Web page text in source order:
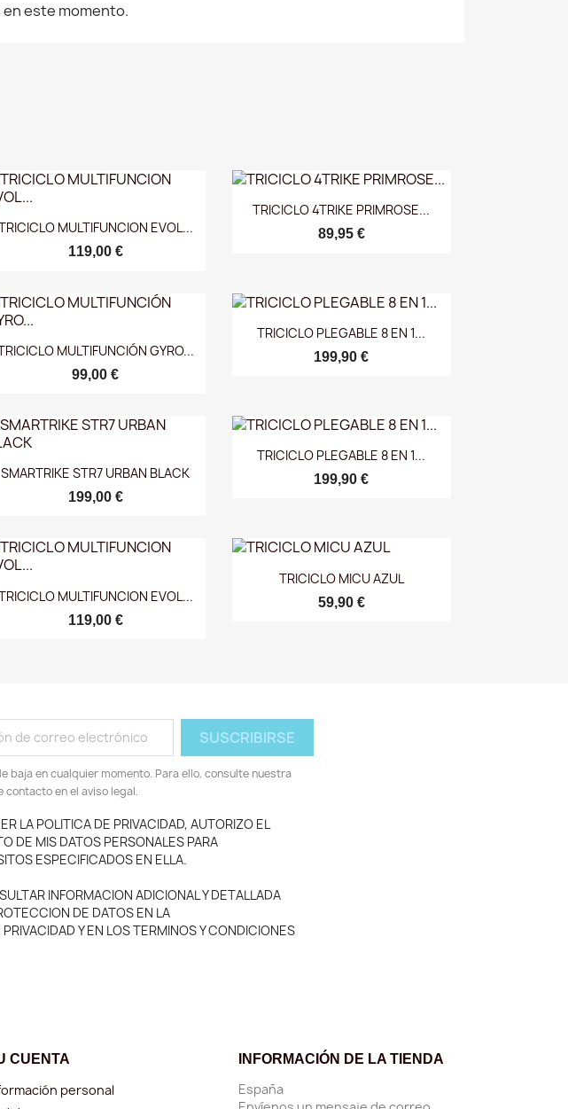
este momento.
Vista rápida
MULTIFUNCION EVOL...
119,00 €
Vista rápida
TRICICLO 4TRIKE PRIMROSE...
89,95 €
Vista rápida
MULTIFUNCIÓN GYRO...
99,00 €
Vista rápida
TRICICLO PLEGABLE 8 EN 1...
199,90 €
Vista rápida
SMARTRIKE STR7 URBAN BLACK
199,00 €
Vista rápida
TRICICLO PLEGABLE 8 EN 1...
199,90 €
Vista rápida
MULTIFUNCION EVOL...
119,00 €
Vista rápida
TRICICLO MICU AZUL
59,90 €
baja en cualquier momento. Para ello, consulte nuestra
contacto en el aviso legal.
LA POLITICA DE PRIVACIDAD, AUTORIZO EL
DE MIS DATOS PERSONALES PARA
ESPECIFICADOS EN ELLA.
INFORMACION ADICIONAL Y DETALLADA
DE DATOS EN LA
Y EN LOS TERMINOS Y CONDICIONES
CUENTA
personal
INFORMACIÓN DE LA TIENDA
España